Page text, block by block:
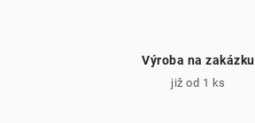
Výroba na zakázku
již od 1 ks